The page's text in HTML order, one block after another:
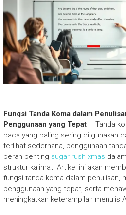
Fungsi Tanda Koma dalam
Penggunaan yang Tepat– Tanda
baca yang paling sering di gunakan
terlihat sederhana, penggunaan
peran penting sugar rush xmas
struktur kalimat. Artikel ini akan
fungsi tanda koma dalam penulisan,
penggunaan yang tepat, serta
meningkatkan keterampilan menulis